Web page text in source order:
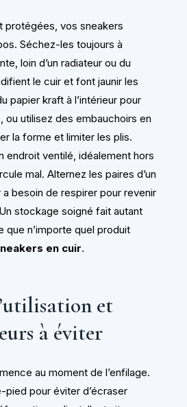
protégées, vos sneakers
Séchez-les toujours à
loin d’un radiateur ou du
le cuir et font jaunir les
papier kraft à l’intérieur pour
ou utilisez des embauchoirs en
la forme et limiter les plis.
endroit ventilé, idéalement hors
mal. Alternez les paires d’un
a besoin de respirer pour revenir
stockage soigné fait autant
que n’importe quel produit
en cuir.
et
à éviter
au moment de l’enfilage.
pied pour éviter d’écraser